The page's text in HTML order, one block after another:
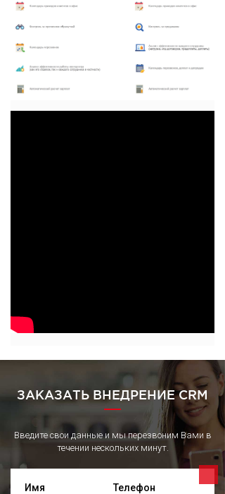
ЗАКАЗАТЬ ВНЕДРЕНИЕ CRM
Введите свои данные и мы перезвоним Вами в
течении нескольких минут.
Имя Телефон